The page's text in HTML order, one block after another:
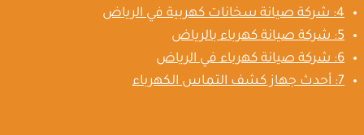
4: شركة صيانة سخانات كهربية في الرياض
5: شركة صيانة كهرباء بالرياض
6: شركة صيانة كهرباء في الرياض
7: أحدث جهاز كشف التماس الكهرباء